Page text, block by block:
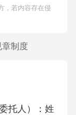
，若内容存在侵
章制度
托人）：姓